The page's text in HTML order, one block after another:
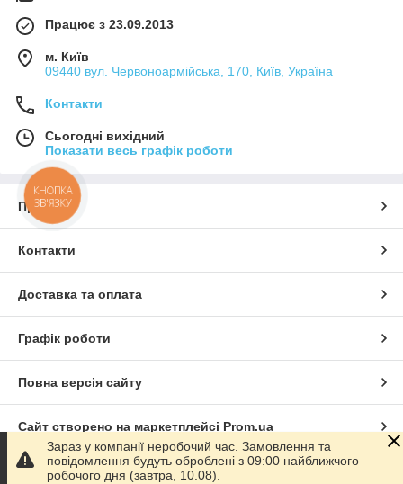
Працює з 23.09.2013
м. Київ
09440 вул. Червоноармійська, 170, Київ, Україна
Контакти
Сьогодні вихідний
Показати весь графік роботи
Про нас
Контакти
Доставка та оплата
Графік роботи
Повна версія сайту
Сайт створено на маркетплейсі Prom.ua
Політика конфіденційності
Зараз у компанії неробочий час. Замовлення та
повідомлення будуть оброблені з 09:00 найближчого
робочого дня (завтра, 10.08).
КНОПКА
ЗВ'ЯЗКУ